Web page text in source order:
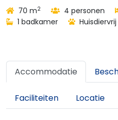
70 m2 4 personen
1 badkamer
Huisdiervrij
Accommodatie
Faciliteiten Locatie